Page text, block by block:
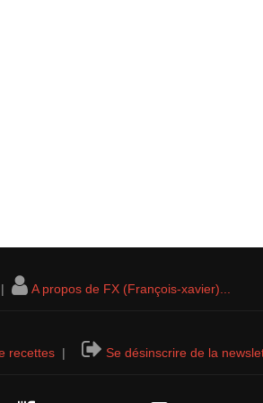
| A propos de FX (François-xavier)...
recettes| Se désinscrire de la